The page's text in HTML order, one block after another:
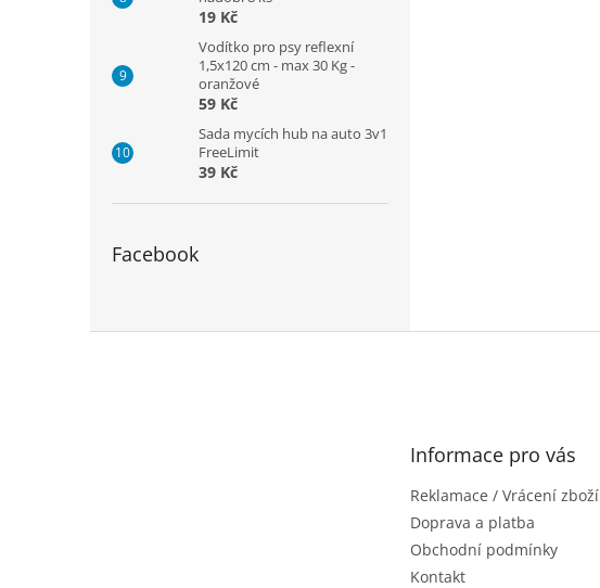
19 Kč
Vodítko pro psy reflexní
1,5x120 cm - max 30 Kg -
oranžové
59 Kč
Sada mycích hub na auto 3v1
FreeLimit
39 Kč
Facebook
Informace pro vás
Reklamace / Vrácení zboží
Doprava a platba
Obchodní podmínky
Kontakt